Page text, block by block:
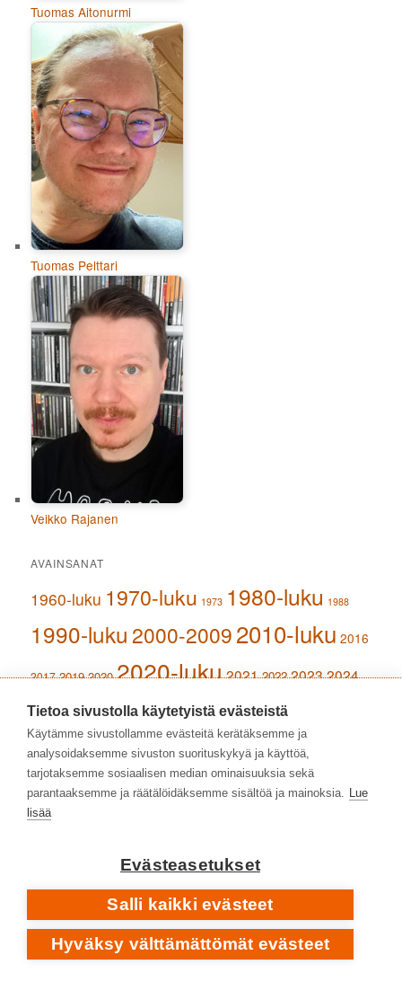
Tuomas Aitonurmi
Tuomas Pelttari
Veikko Rajanen
AVAINSANAT
1960-luku 1970-luku 1973 1980-luku 1988
1990-luku 2000-20092010-luku 2016
2017 2019 2020 2020-luku2021 2022 20232024
heavy metal heavy rock indie rock Iso-Britannia
klassinen musiikki laulaja-lauluntekijät metalli
popmusiikki prog proge progressiivinen rock
taidemusiikki Yhdysvallat
UUSIMMAT KOMMENTIT
AN79:Esa Pulliainen ja Agents loivat oman sinivalkoisen
soundinsa
Tietoa sivustolla käytetyistä evästeistä
Käytämme sivustollamme evästeitä kerätäksemme ja
analysoidaksemme sivuston suorituskykyä ja käyttöä,
tarjotaksemme sosiaalisen median ominaisuuksia sekä
parantaaksemme ja räätälöidäksemme sisältöä ja mainoksia. Lue
lisää
Evästeasetukset
Salli kaikki evästeet
Hyväksy välttämättömät evästeet